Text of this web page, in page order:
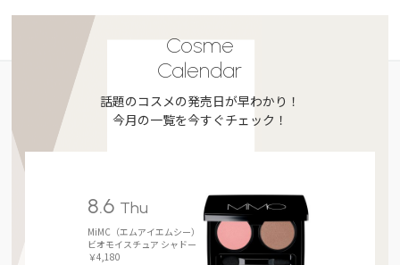
Cosme
Calendar
話題のコスメの発売日が早わかり！
今月の一覧を今すぐチェック！
8.6 Thu
MiMC（エムアイエムシー）
ビオモイスチュア シャドー
￥4,180